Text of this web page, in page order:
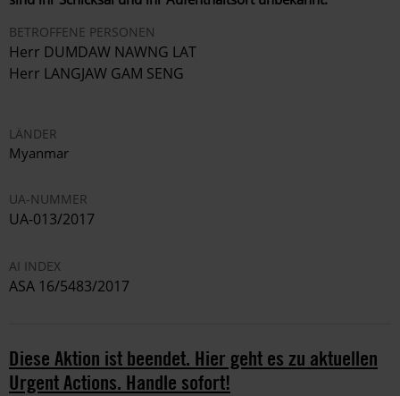
BETROFFENE PERSONEN
Herr DUMDAW NAWNG LAT
Herr LANGJAW GAM SENG
LÄNDER
Myanmar
UA-NUMMER
UA-013/2017
AI INDEX
ASA 16/5483/2017
Diese Aktion ist beendet. Hier geht es zu aktuellen
Urgent Actions. Handle sofort!